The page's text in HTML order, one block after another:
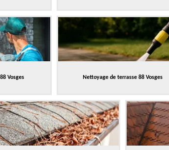
Vosges Nettoyage de terrasse 88 Vosges